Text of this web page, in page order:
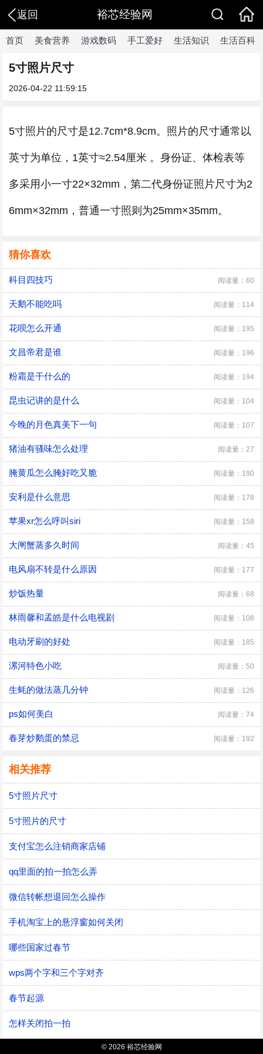
返回 裕芯经验网
首页 美食营养 游戏数码 手工爱好 生活知识 生活百科
5寸照片尺寸
2026-04-22 11:59:15
5寸照片的尺寸是12.7cm*8.9cm。照片的尺寸通常以
英寸为单位，1英寸≈2.54厘米 。身份证、体检表等
多采用小一寸22×32mm，第二代身份证照片尺寸为2
6mm×32mm，普通一寸照则为25mm×35mm。
猜你喜欢
科目四技巧 阅读量：60
天鹅不能吃吗 阅读量：114
花呗怎么开通 阅读量：195
文昌帝君是谁 阅读量：196
粉霜是干什么的 阅读量：194
昆虫记讲的是什么 阅读量：104
今晚的月色真美下一句 阅读量：107
猪油有骚味怎么处理 阅读量：27
腌黄瓜怎么腌好吃又脆 阅读量：190
安利是什么意思 阅读量：178
苹果xr怎么呼叫siri 阅读量：158
大闸蟹蒸多久时间 阅读量：45
电风扇不转是什么原因 阅读量：177
炒饭热量 阅读量：68
林雨馨和孟皓是什么电视剧 阅读量：108
电动牙刷的好处 阅读量：185
漯河特色小吃 阅读量：50
生蚝的做法蒸几分钟 阅读量：126
ps如何美白 阅读量：74
春芽炒鹅蛋的禁忌 阅读量：192
相关推荐
5寸照片尺寸
5寸照片的尺寸
支付宝怎么注销商家店铺
qq里面的拍一拍怎么弄
微信转帐想退回怎么操作
手机淘宝上的悬浮窗如何关闭
哪些国家过春节
wps两个字和三个字对齐
春节起源
怎样关闭拍一拍
© 2026 裕芯经验网